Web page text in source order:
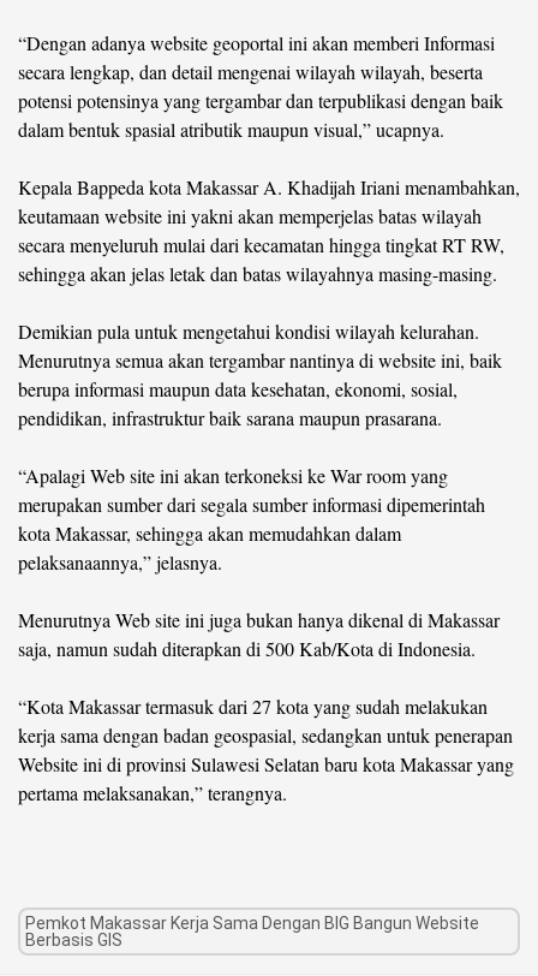
“Dengan adanya website geoportal ini akan memberi Informasi
secara lengkap, dan detail mengenai wilayah wilayah, beserta
potensi potensinya yang tergambar dan terpublikasi dengan baik
dalam bentuk spasial atributik maupun visual,” ucapnya.
Kepala Bappeda kota Makassar A. Khadijah Iriani menambahkan,
keutamaan website ini yakni akan memperjelas batas wilayah
secara menyeluruh mulai dari kecamatan hingga tingkat RT RW,
sehingga akan jelas letak dan batas wilayahnya masing-masing.
Demikian pula untuk mengetahui kondisi wilayah kelurahan.
Menurutnya semua akan tergambar nantinya di website ini, baik
berupa informasi maupun data kesehatan, ekonomi, sosial,
pendidikan, infrastruktur baik sarana maupun prasarana.
“Apalagi Web site ini akan terkoneksi ke War room yang
merupakan sumber dari segala sumber informasi dipemerintah
kota Makassar, sehingga akan memudahkan dalam
pelaksanaannya,” jelasnya.
Menurutnya Web site ini juga bukan hanya dikenal di Makassar
saja, namun sudah diterapkan di 500 Kab/Kota di Indonesia.
“Kota Makassar termasuk dari 27 kota yang sudah melakukan
kerja sama dengan badan geospasial, sedangkan untuk penerapan
Website ini di provinsi Sulawesi Selatan baru kota Makassar yang
pertama melaksanakan,” terangnya.
Pemkot Makassar Kerja Sama Dengan BIG Bangun Website
Berbasis GIS